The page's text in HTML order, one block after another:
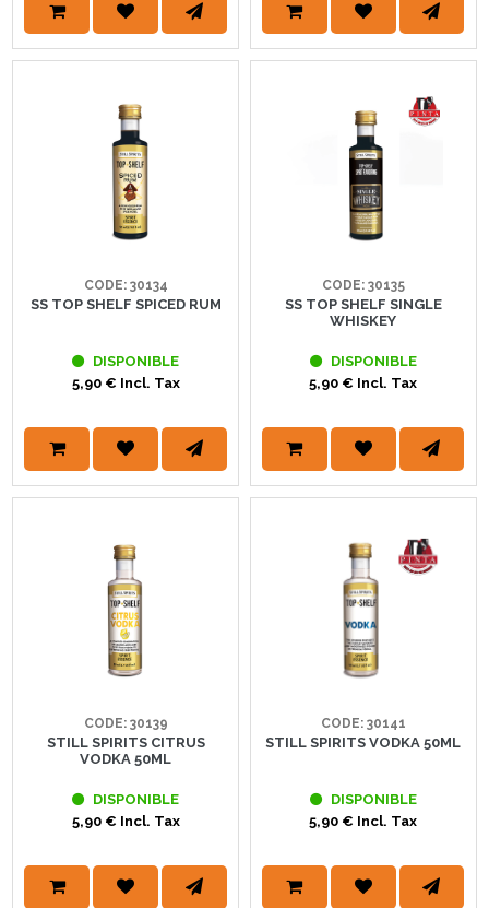
CODE: 30134
SS TOP SHELF SPICED RUM
DISPONIBLE
5,90 € Incl. Tax
CODE: 30135
SS TOP SHELF SINGLE
WHISKEY
DISPONIBLE
5,90 € Incl. Tax
CODE: 30139
STILL SPIRITS CITRUS
VODKA 50ML
DISPONIBLE
5,90 € Incl. Tax
CODE: 30141
STILL SPIRITS VODKA 50ML
DISPONIBLE
5,90 € Incl. Tax